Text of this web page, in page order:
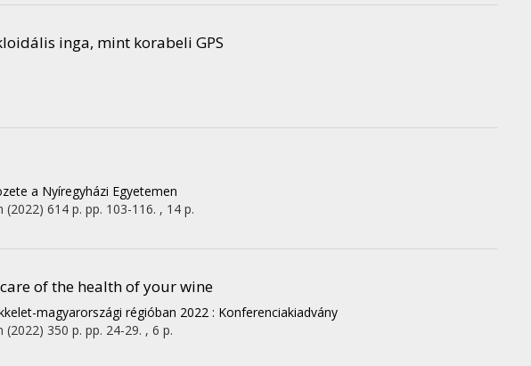
inga, mint korabeli GPS
a Nyíregyházi Egyetemen
(2022) 614 p. pp. 103-116. , 14 p.
of the health of your wine
magyarországi régióban 2022 : Konferenciakiadvány
(2022) 350 p. pp. 24-29. , 6 p.